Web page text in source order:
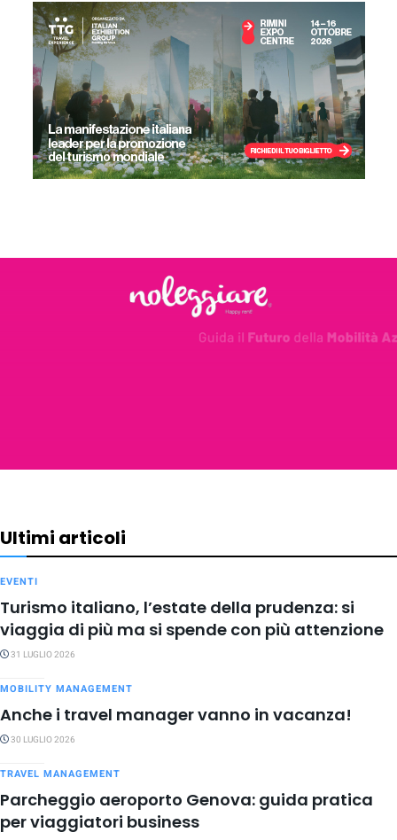
Ultimi articoli
EVENTI
Turismo italiano, l’estate della prudenza: si
viaggia di più ma si spende con più attenzione
31 LUGLIO 2026
MOBILITY MANAGEMENT
Anche i travel manager vanno in vacanza!
30 LUGLIO 2026
TRAVEL MANAGEMENT
Parcheggio aeroporto Genova: guida pratica
per viaggiatori business